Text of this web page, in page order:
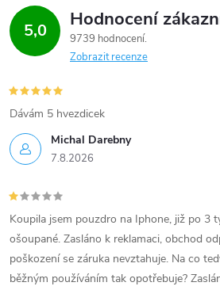
ý
p
i
s
u
5,0 Hodnocení
9739 hodnocení
Zobrazit recenze
Michal Darebny
7.8.2026
Dávám 5 hvezdicek
Koupila jsem pouzdro na Iphone, již po 3
ošoupané. Zasláno k reklamaci, obchod
poškození se záruka nevztahuje. Na co
běžným používáním tak opotřebuje?